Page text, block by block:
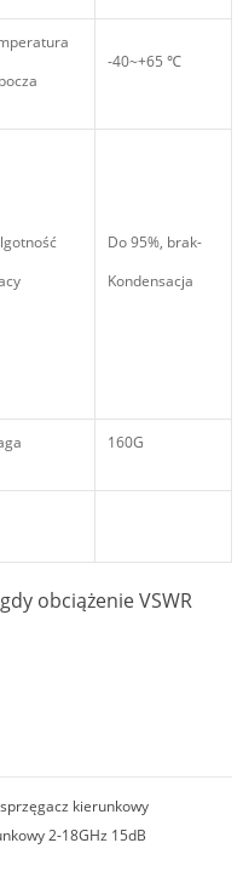
-40~+65 ℃
Do 95%, brak-
Kondensacja
160G
obciążenie VSWR
kierunkowy
2-18GHz 15dB